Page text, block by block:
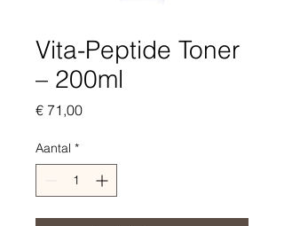
Vita-Peptide Toner
– 200ml
€ 71,00Prijs
Aantal *